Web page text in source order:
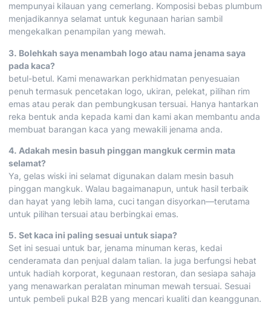
mempunyai kilauan yang cemerlang. Komposisi bebas plumbum
menjadikannya selamat untuk kegunaan harian sambil
mengekalkan penampilan yang mewah.
3. Bolehkah saya menambah logo atau nama jenama saya
pada kaca?
betul-betul. Kami menawarkan perkhidmatan penyesuaian
penuh termasuk pencetakan logo, ukiran, pelekat, pilihan rim
emas atau perak dan pembungkusan tersuai. Hanya hantarkan
reka bentuk anda kepada kami dan kami akan membantu anda
membuat barangan kaca yang mewakili jenama anda.
4. Adakah mesin basuh pinggan mangkuk cermin mata
selamat?
Ya, gelas wiski ini selamat digunakan dalam mesin basuh
pinggan mangkuk. Walau bagaimanapun, untuk hasil terbaik
dan hayat yang lebih lama, cuci tangan disyorkan—terutama
untuk pilihan tersuai atau berbingkai emas.
5. Set kaca ini paling sesuai untuk siapa?
Set ini sesuai untuk bar, jenama minuman keras, kedai
cenderamata dan penjual dalam talian. Ia juga berfungsi hebat
untuk hadiah korporat, kegunaan restoran, dan sesiapa sahaja
yang menawarkan peralatan minuman mewah tersuai. Sesuai
untuk pembeli pukal B2B yang mencari kualiti dan keanggunan.